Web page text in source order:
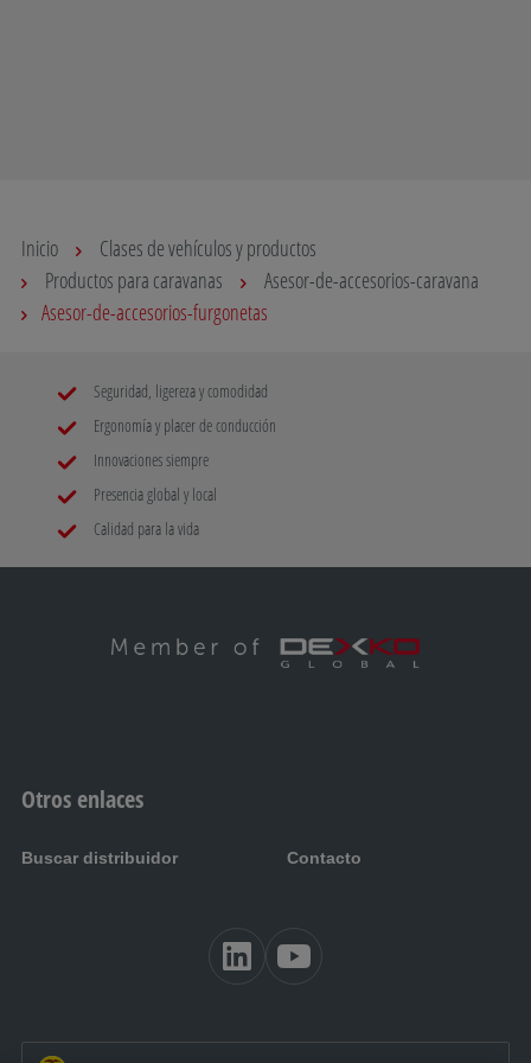
Inicio
Clases de vehículos y productos
Productos para caravanas
Asesor-de-accesorios-caravana
Asesor-de-accesorios-furgonetas
Seguridad, ligereza y comodidad
Ergonomía y placer de conducción
Innovaciones siempre
Presencia global y local
Calidad para la vida
Otros enlaces
Buscar distribuidor Contacto